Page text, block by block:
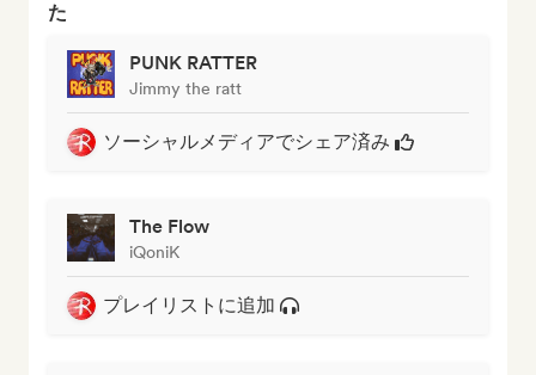
た
PUNK RATTER
Jimmy the ratt
ソーシャルメディアでシェア済み
The Flow
iQoniK
プレイリストに追加